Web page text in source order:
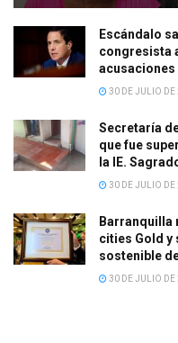
Escándalo
congresista
30 DE JULIO DE
Secretaría
que fue
la IE.
30 DE JULIO DE
Barranquilla
cities Gold y
sostenible
30 DE JULIO DE